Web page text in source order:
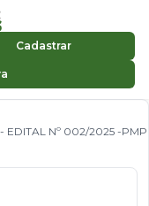
Cadastrar
EDITAL Nº 002/2025 -PMP